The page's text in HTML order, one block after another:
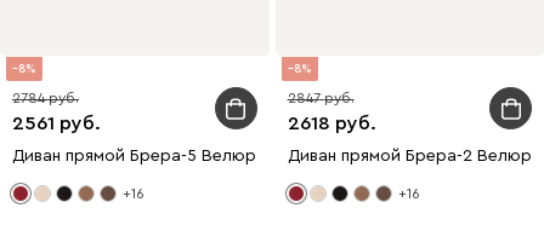
8
2561
2784
Диван прямой Брера-5 Велюр Красный
+16
8
2618
2847
Диван прямой Брера-2 Велюр
+16